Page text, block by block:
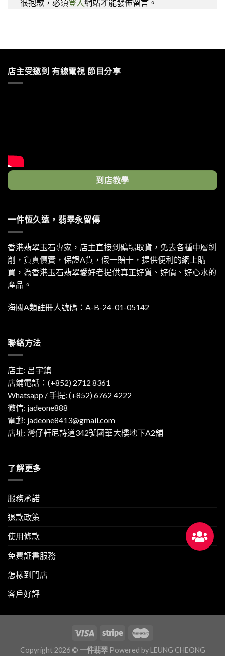
很抱歉，必須登入網站才能發佈留言。
店主受邀到 有線電視 節目分享
到店教學
一件恆久遠，翡翠永留傳
香港翡翠玉石專家，店主直接到礦場取貨，免去各種中層剝
削，貨真價實，保證A貨，假一賠十，提供便利的網上購
買，為香港玉石翡翠愛好者提供真正好質、好價、好心水的
產品。
海關A類註冊人號碼：A-B-24-01-05142
聯絡方法
店主: 呂宇鎮
店鋪電話：(+852) 2712 8361
Whatsapp / 手提: (+852) 6762 4222
微信: jadeone888
電郵: jadeone8413@gmail.com
店址: 灣仔軒尼詩道342號國華大樓地下A2舖
了解更多
服務承諾
退款政策
使用條款
免費証書服務
怎樣到門店
客戶好評
Copyright 2026 © 一件翡翠Powered by LEUNG CHEONG